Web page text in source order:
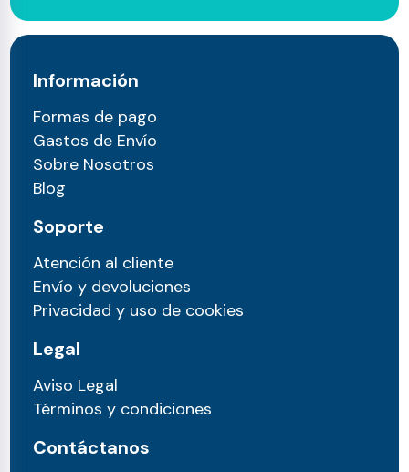
Información
Formas de pago
Gastos de Envío
Sobre Nosotros
Blog
Soporte
Atención al cliente
Envío y devoluciones
Privacidad y uso de cookies
Legal
Aviso Legal
Términos y condiciones
Contáctanos